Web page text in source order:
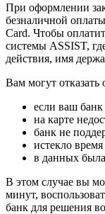
При оформлении
безналичной
Card. Чтобы
системы ASSIST,
действия, имя
Вам могут отказать
если ваш
на карте
банк не
истекло
в данных
В этом случае вы
минут,
банк для решения